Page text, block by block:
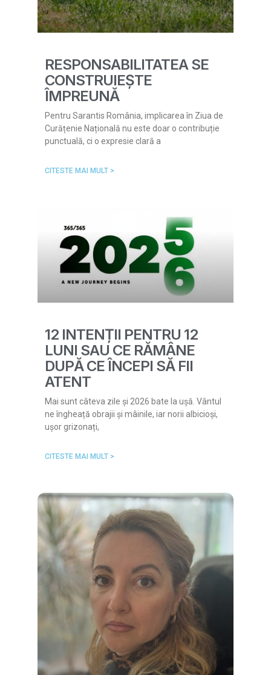
RESPONSABILITATEA SE
CONSTRUIEȘTE
ÎMPREUNĂ
Pentru Sarantis România, implicarea în Ziua de
Curățenie Națională nu este doar o contribuție
punctuală, ci o expresie clară a
CITESTE MAI MULT >
12 INTENȚII PENTRU 12
LUNI SAU CE RĂMÂNE
DUPĂ CE ÎNCEPI SĂ FII
ATENT
Mai sunt câteva zile și 2026 bate la ușă. Vântul
ne îngheață obrajii și mâinile, iar norii albicioși,
ușor grizonați,
CITESTE MAI MULT >